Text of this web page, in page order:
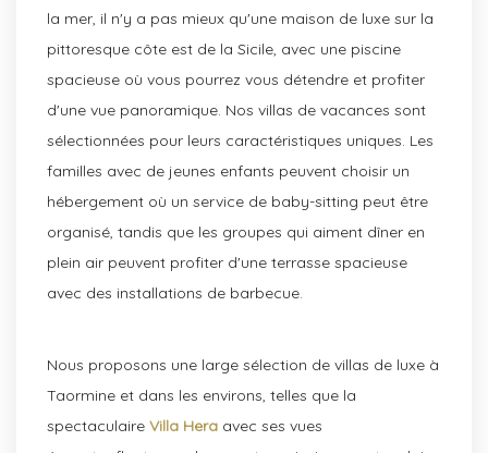
la mer, il n'y a pas mieux qu'une maison de luxe sur la
pittoresque côte est de la Sicile, avec une piscine
spacieuse où vous pourrez vous détendre et profiter
d'une vue panoramique. Nos villas de vacances sont
sélectionnées pour leurs caractéristiques uniques. Les
familles avec de jeunes enfants peuvent choisir un
hébergement où un service de baby-sitting peut être
organisé, tandis que les groupes qui aiment dîner en
plein air peuvent profiter d'une terrasse spacieuse
avec des installations de barbecue.
Nous proposons une large sélection de villas de luxe à
Taormine et dans les environs, telles que la
spectaculaire Villa Hera avec ses vues